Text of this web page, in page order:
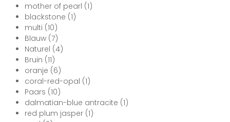
mother of pearl (1)
blackstone (1)
multi (10)
Blauw (7)
Naturel (4)
Bruin (11)
oranje (6)
coral-red-opal (1)
Paars (10)
dalmatian-blue antracite (1)
red plum jasper (1)